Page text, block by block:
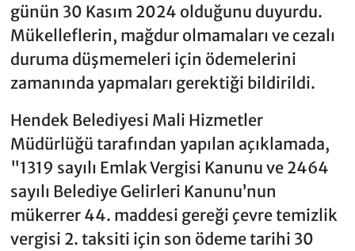
günün 30 Kasım 2024 olduğunu duyurdu.
Mükelleflerin, mağdur olmamaları ve cezalı
duruma düşmemeleri için ödemelerini
zamanında yapmaları gerektiği bildirildi.
Hendek Belediyesi Mali Hizmetler
Müdürlüğü tarafından yapılan açıklamada,
"1319 sayılı Emlak Vergisi Kanunu ve 2464
sayılı Belediye Gelirleri Kanunu’nun
mükerrer 44. maddesi gereği çevre temizlik
vergisi 2. taksiti için son ödeme tarihi 30